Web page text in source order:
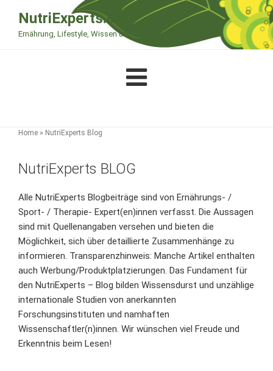
Inhalt
springen
NutriExperts.com
Ernährung, Lifestyle, Wissen und Therapie
Home » NutriExperts Blog
NutriExperts BLOG
Alle NutriExperts Blogbeiträge sind von Ernährungs- /
Sport- / Therapie- Expert(en)innen verfasst. Die Aussagen
sind mit Quellenangaben versehen und bieten die
Möglichkeit, sich über detaillierte Zusammenhänge zu
informieren. Transparenzhinweis: Manche Artikel enthalten
auch Werbung/Produktplatzierungen. Das Fundament für
den NutriExperts – Blog bilden Wissensdurst und unzählige
internationale Studien von anerkannten
Forschungsinstituten und namhaften
Wissenschaftler(n)innen. Wir wünschen viel Freude und
Erkenntnis beim Lesen!